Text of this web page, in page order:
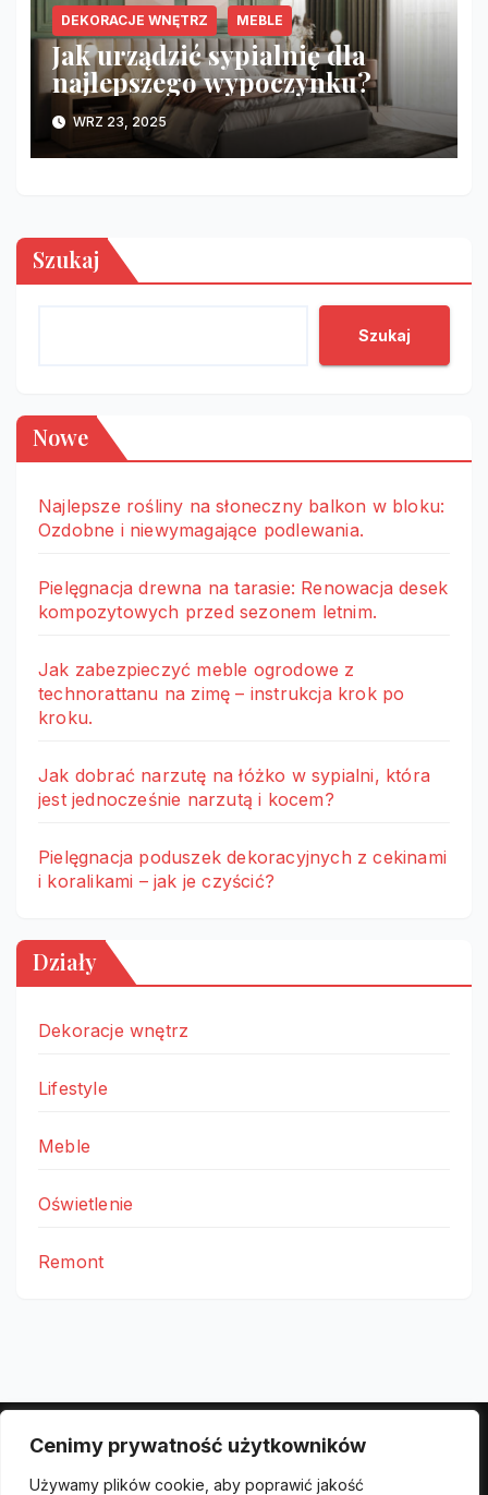
Cenimy prywatność użytkowników
Używamy plików cookie, aby poprawić jakość
DEKORACJE WNĘTRZ MEBLE
Jak urządzić sypialnię dla
najlepszego wypoczynku?
WRZ 23, 2025
Szukaj
Szukaj
Nowe
Najlepsze rośliny na słoneczny balkon w bloku:
Ozdobne i niewymagające podlewania.
Pielęgnacja drewna na tarasie: Renowacja desek
kompozytowych przed sezonem letnim.
Jak zabezpieczyć meble ogrodowe z
technorattanu na zimę – instrukcja krok po
kroku.
Jak dobrać narzutę na łóżko w sypialni, która
jest jednocześnie narzutą i kocem?
Pielęgnacja poduszek dekoracyjnych z cekinami
i koralikami – jak je czyścić?
Działy
Dekoracje wnętrz
Lifestyle
Meble
Oświetlenie
Remont
Polityka prywatności